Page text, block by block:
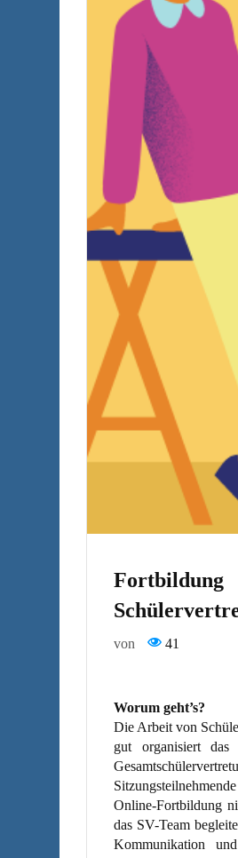
von 41
Worum geht’s?
Die Arbeit von
gut organisiert
Online-Fortbildung
das SV-Team
Kommunikation